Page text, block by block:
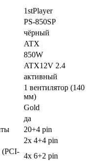
1stPlayer
PS-850SP
чёрный
ATX
850W
ATX12V 2.4
активный
1 вентилятор (140
мм)
Gold
да
20+4 pin
2x 4+4 pin
(PCI-
4x 6+2 pin